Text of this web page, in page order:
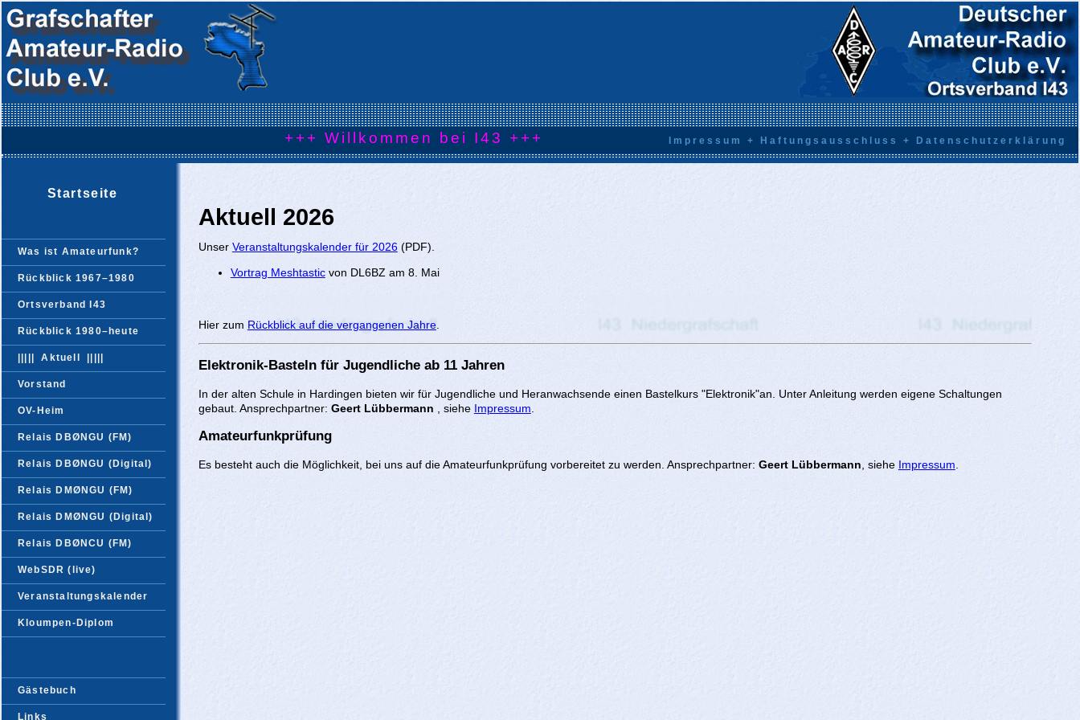
+++ Willkommen bei I43 +++ Impressum + Haftungsausschluss + Datenschutzerklärung
Startseite
Was ist Amateurfunk?
Rückblick 1967–1980
Ortsverband I43
Rückblick 1980–heute
|||||Aktuell
Vorstand
OV-Heim
Relais DBØNGU (FM)
Relais DBØNGU (Digital)
Relais DMØNGU (FM)
Relais DMØNGU (Digital)
Relais DBØNCU (FM)
WebSDR (live)
Veranstaltungskalender
Kloumpen-Diplom
Gästebuch
Links
Aktuell 2026
Unser Veranstaltungskalender für 2026(PDF).
Vortrag Meshtasticvon DL6BZ am 8. Mai
Hier zum Rückblick auf die vergangenen Jahre.
Elektronik-Basteln für Jugendliche ab 11 Jahren
In der alten Schule in Hardingen bieten wir für Jugendliche und Heranwachsende einen Bastelkurs "Elektronik"an. Unter Anleitung werden eigene Schaltungen
gebaut. Ansprechpartner: Geert Lübbermann , siehe Impressum
Amateurfunkprüfung
Es besteht auch die Möglichkeit, bei uns auf die Amateurfunkprüfung vorbereitet zu werden. Ansprechpartner: Geert Lübbermann , siehe Impressum